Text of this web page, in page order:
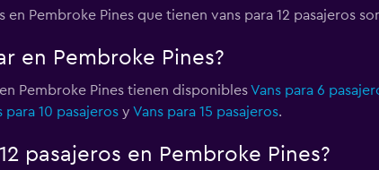
Pembroke Pines que tienen vans para 12 pasajeros
en Pembroke Pines?
Pembroke Pines tienen disponiblesVans para 6
para 10 pasajerosy Vans para 15 pasajeros.
pasajeros en Pembroke Pines?